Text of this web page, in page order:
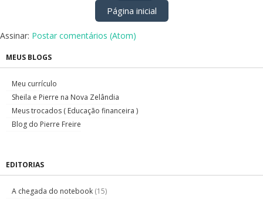
Página inicial
Assinar: Postar comentários (Atom)
MEUS BLOGS
Meu currículo
Sheila e Pierre na Nova Zelândia
Meus trocados ( Educação financeira )
Blog do Pierre Freire
EDITORIAS
A chegada do notebook (15)